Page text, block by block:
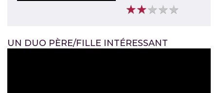
★★★★★
★★★★★
UN DUO PÈRE/FILLE INTÉRESSANT